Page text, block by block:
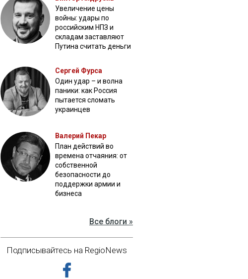
Увеличение цены
войны: удары по
российским НПЗ и
складам заставляют
Путина считать деньги
Сергей Фурса
Один удар – и волна
паники: как Россия
пытается сломать
украинцев
Валерий Пекар
План действий во
времена отчаяния: от
собственной
безопасности до
поддержки армии и
бизнеса
Все блоги »
Подписывайтесь на RegioNews